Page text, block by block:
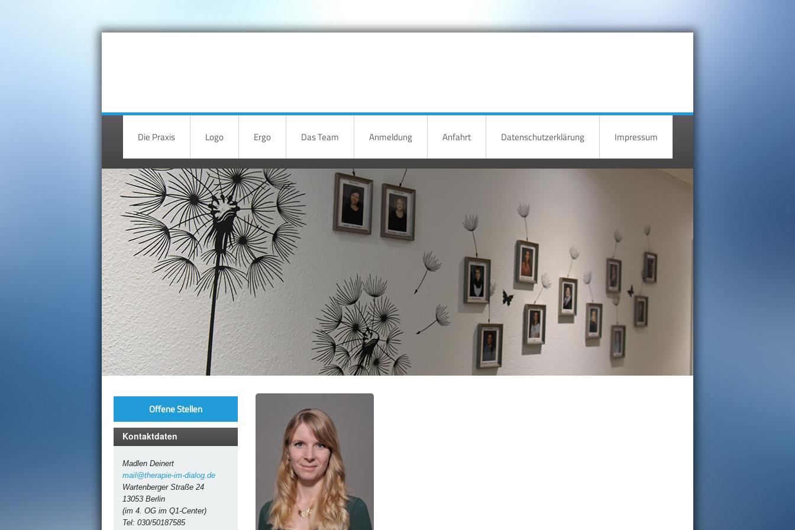
Die Praxis Logo Ergo Das Team Anmeldung Anfahrt Datenschutzerklärung Impressum
Offene Stellen
Kontaktdaten
Madlen Deinert
mail@therapie-im-dialog.de
Wartenberger Straße 24
13053 Berlin
(im 4. OG im Q1-Center)
Tel: 030/50187585